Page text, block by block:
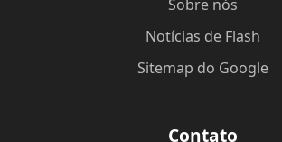
Sobre nós
Notícias de Flash
Sitemap do Google
Contato